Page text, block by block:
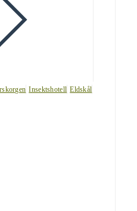
Insektshotell Eldskål